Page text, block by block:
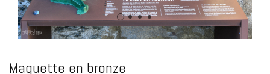
Maquette en bronze